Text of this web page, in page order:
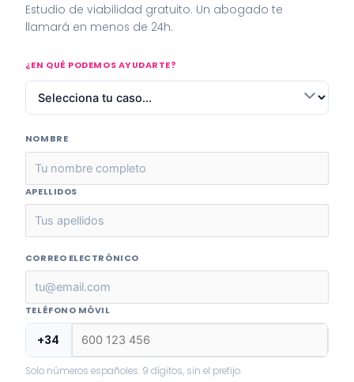
Estudio de viabilidad gratuito. Un abogado te
llamará en menos de 24h.
¿EN QUÉ PODEMOS AYUDARTE?
NOMBRE
APELLIDOS
CORREO ELECTRÓNICO
TELÉFONO MÓVIL
+34
Solo números españoles. 9 dígitos, sin el prefijo.